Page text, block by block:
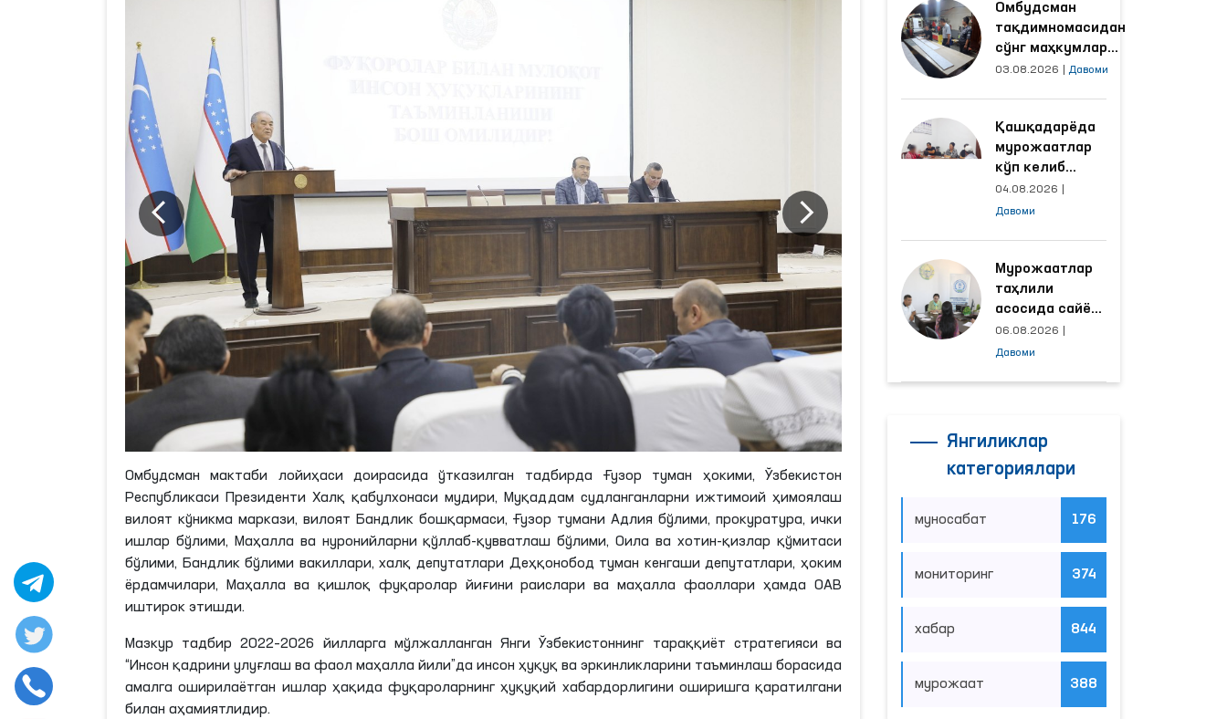
Омбудсман мактаби лойиҳаси доирасида ўтказилган тадбирда Ғузор туман ҳокими, Ўзбекистон
Республикаси Президенти Халқ қабулхонаси мудири, Муқаддам судланганларни ижтимоий ҳимоялаш
вилоят кўникма маркази, вилоят Бандлик бошқармаси, Ғузор тумани Адлия бўлими, прокуратура, ички
ишлар бўлими, Маҳалла ва нуронийларни қўллаб-қувватлаш бўлими, Оила ва хотин-қизлар қўмитаси
бўлими, Бандлик бўлими вакиллари, халқ депутатлари Деҳқонобод туман кенгаши депутатлари, ҳоким
ёрдамчилари, Маҳалла ва қишлоқ фуқаролар йиғини раислари ва маҳалла фаоллари ҳамда ОАВ
иштирок этишди.
Мазкур тадбир 2022–2026 йилларга мўлжалланган Янги Ўзбекистоннинг тараққиёт стратегияси ва
“Инсон қадрини улуғлаш ва фаол маҳалла йили”да инсон ҳуқуқ ва эркинликларини таъминлаш борасида
амалга оширилаётган ишлар ҳақида фуқароларнинг ҳуқуқий хабардорлигини оширишга қаратилгани
билан аҳамиятлидир.
Омбудсман
тақдимномасидан
сўнг маҳкумлар
меҳнат қилаётган
яхшиланди
03.08.2026 Давоми
Қашқадарёда
мурожаатлар
кўп келиб
тушаётган
ҳудудлар
ишлаш йўлга
қўйилди
04.08.2026
Давоми
Мурожаатлар
таҳлили
асосида сайёр
қабул
ўтказиладиган
06.08.2026
Давоми
Янгиликлар
категориялари
муносабат 176
мониторинг 374
хабар 844
мурожаат 388